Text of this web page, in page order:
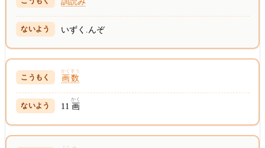
いずく.んぞ
画数
かくすう
11 画
かく